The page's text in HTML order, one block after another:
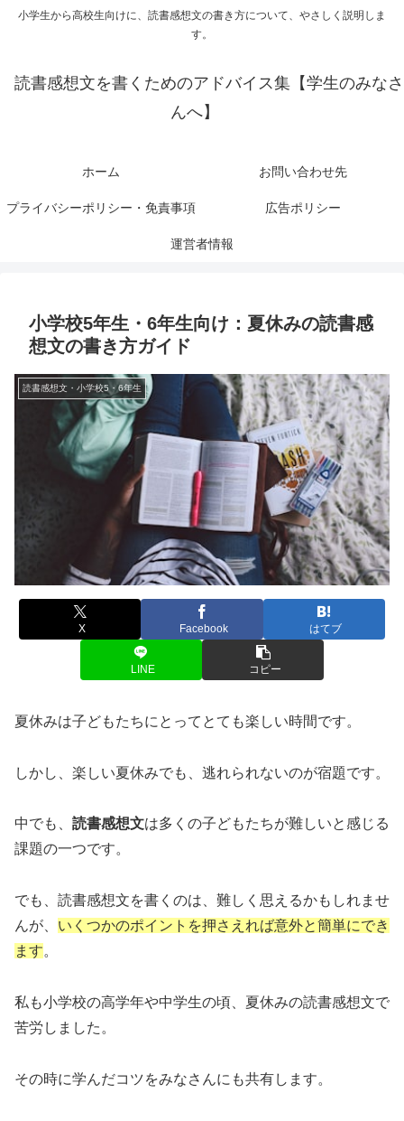
小学生から高校生向けに、読書感想文の書き方について、やさしく説明しま
す。
読書感想文を書くためのアドバイス集【学生のみなさ
んへ】
ホーム お問い合わせ先
プライバシーポリシー・免責事項 広告ポリシー
運営者情報
小学校5年生・6年生向け：夏休みの読書感
想文の書き方ガイド
読書感想文・小学校5・6年生
X Facebook はてブ
LINE コピー
夏休みは子どもたちにとってとても楽しい時間です。
しかし、楽しい夏休みでも、逃れられないのが宿題です。
中でも、 読書感想文は多くの子どもたちが難しいと感じる
課題の一つです。
でも、読書感想文を書くのは、難しく思えるかもしれませ
んが、 いくつかのポイントを押さえれば意外と簡単にでき
ます。
私も小学校の高学年や中学生の頃、夏休みの読書感想文で
苦労しました。
その時に学んだコツをみなさんにも共有します。